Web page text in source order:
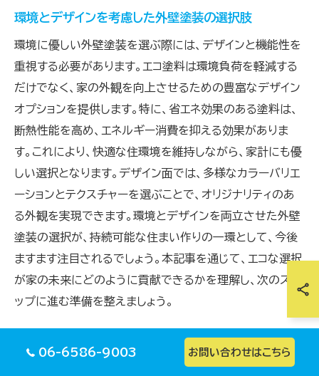
環境とデザインを考慮した外壁塗装の選択肢
環境に優しい外壁塗装を選ぶ際には、デザインと機能性を
重視する必要があります。エコ塗料は環境負荷を軽減する
だけでなく、家の外観を向上させるための豊富なデザイン
オプションを提供します。特に、省エネ効果のある塗料は、
断熱性能を高め、エネルギー消費を抑える効果がありま
す。これにより、快適な住環境を維持しながら、家計にも優
しい選択となります。デザイン面では、多様なカラーバリエ
ーションとテクスチャーを選ぶことで、オリジナリティのあ
る外観を実現できます。環境とデザインを両立させた外壁
塗装の選択が、持続可能な住まい作りの一環として、今後
ますます注目されるでしょう。本記事を通じて、エコな選択
が家の未来にどのように貢献できるかを理解し、次のステ
ップに進む準備を整えましょう。
環境負荷を減らすための外壁塗装の
06-6586-9003 お問い合わせはこちら